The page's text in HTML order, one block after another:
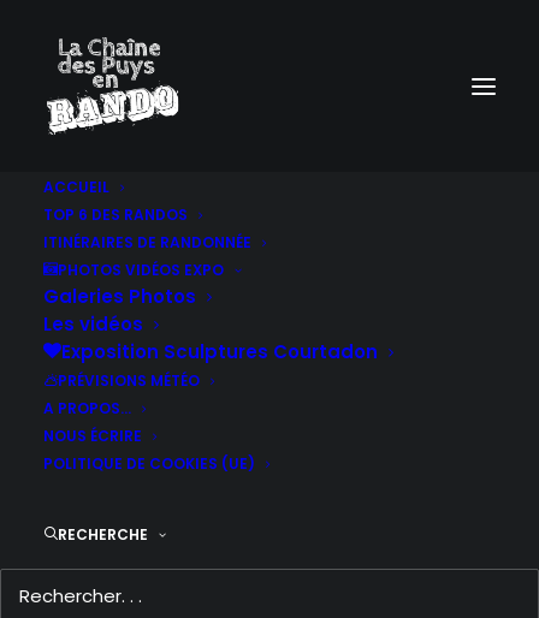
ACCUEIL
TOP 6 DES RANDOS
ITINÉRAIRES DE RANDONNÉE
PHOTOS VIDÉOS EXPO
Galeries Photos
Les vidéos
Exposition Sculptures Courtadon
PRÉVISIONS MÉTÉO
A PROPOS…
NOUS ÉCRIRE
POLITIQUE DE COOKIES (UE)
RECHERCHE